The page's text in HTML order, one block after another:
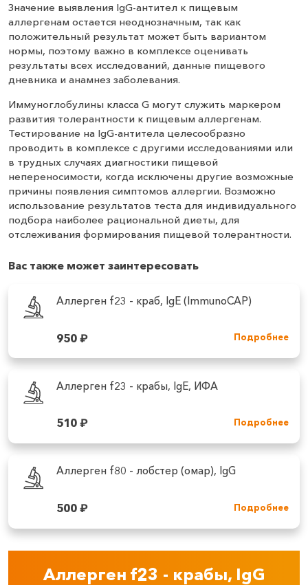
Значение выявления IgG-антител к пищевым
аллергенам остается неоднозначным, так как
положительный результат может быть вариантом
нормы, поэтому важно в комплексе оценивать
результаты всех исследований, данные пищевого
дневника и анамнез заболевания.
Иммуноглобулины класса G могут служить маркером
развития толерантности к пищевым аллергенам.
Тестирование на IgG-антитела целесообразно
проводить в комплексе с другими исследованиями или
в трудных случаях диагностики пищевой
непереносимости, когда исключены другие возможные
причины появления симптомов аллергии. Возможно
использование результатов теста для индивидуального
подбора наиболее рациональной диеты, для
отслеживания формирования пищевой толерантности.
Вас также может заинтересовать
Аллерген f23 - краб, IgE (ImmunoCAP)
950₽ Подробнее
Аллерген f23 - крабы, IgE, ИФА
510₽ Подробнее
Аллерген f80 - лобстер (омар), IgG
500₽ Подробнее
Аллерген f23 - крабы, IgG